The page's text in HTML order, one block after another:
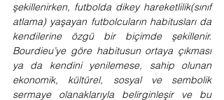
şekillenirken, futbolda dikey hareketlilik(sınıf
atlama) yaşayan futbolcuların habitusları da
kendilerine özgü bir biçimde şekillenir.
Bourdieu’ye göre habitusun ortaya çıkması
ya da kendini yenilemese, sahip olunan
ekonomik, kültürel, sosyal ve sembolik
sermaye olanaklarıyla belirginleşir ve bu